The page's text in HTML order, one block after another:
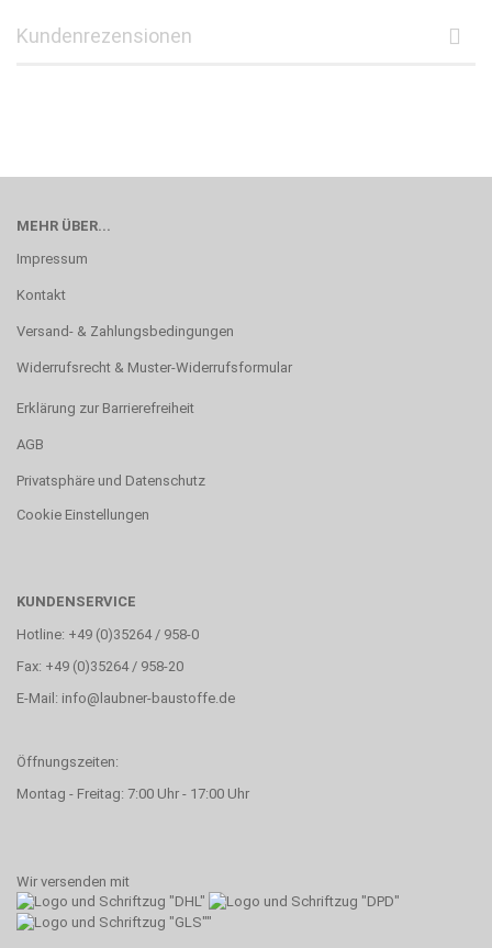
Kundenrezensionen
MEHR ÜBER...
Impressum
Kontakt
Versand- & Zahlungsbedingungen
Widerrufsrecht & Muster-Widerrufsformular
Erklärung zur Barrierefreiheit
AGB
Privatsphäre und Datenschutz
Cookie Einstellungen
KUNDENSERVICE
Hotline: +49 (0)35264 / 958-0
Fax: +49 (0)35264 / 958-20
E-Mail: info@laubner-baustoffe.de
Öffnungszeiten:
Montag - Freitag: 7:00 Uhr - 17:00 Uhr
Wir versenden mit